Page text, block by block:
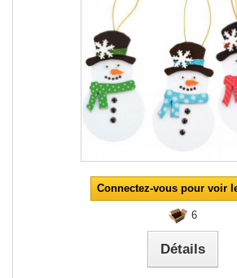
Connectez-vous pour voir
6
Détails